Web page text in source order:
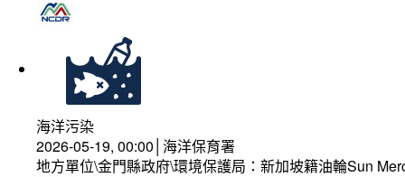
海洋污染
2026-05-19, 00:00│海洋保育署
地方單位\金門縣政府\環境保護局：新加坡籍油輪Sun